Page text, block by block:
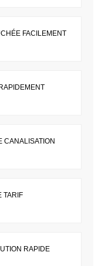
FACILEMENT
CANALISATION
TARIF
RAPIDE